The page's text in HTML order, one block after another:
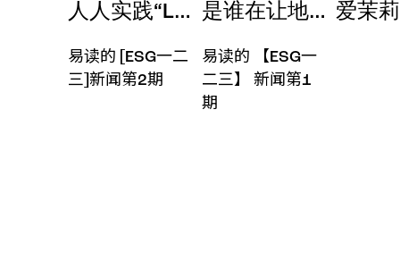
人人实践“LESS PLASTIC!”会怎样
易读的 [ESG一二
三]新闻第2期
是谁在让地球发烧
易读的 【ESG一
二三】 新闻第1
期
爱茉